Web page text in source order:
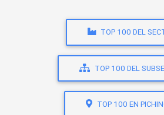
TOP 100 DEL
TOP 100 DEL
TOP 100 EN